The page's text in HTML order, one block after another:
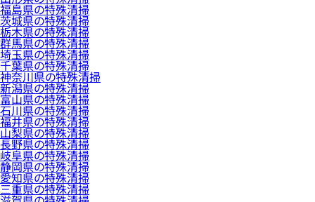
福島県の特殊清掃
茨城県の特殊清掃
栃木県の特殊清掃
群馬県の特殊清掃
埼玉県の特殊清掃
千葉県の特殊清掃
神奈川県の特殊清掃
新潟県の特殊清掃
富山県の特殊清掃
石川県の特殊清掃
福井県の特殊清掃
山梨県の特殊清掃
長野県の特殊清掃
岐阜県の特殊清掃
静岡県の特殊清掃
愛知県の特殊清掃
三重県の特殊清掃